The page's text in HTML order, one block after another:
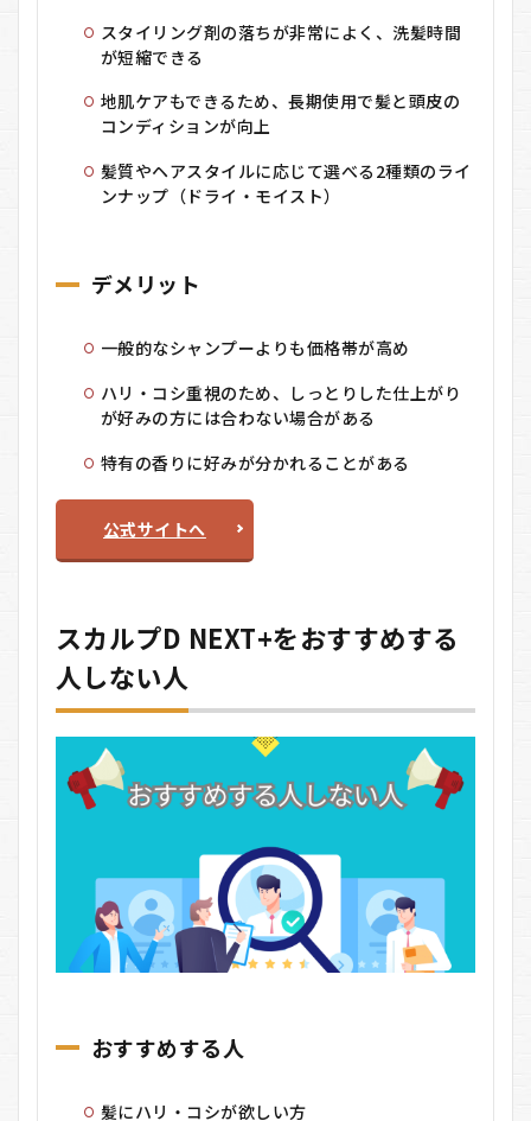
スタイリング剤の落ちが非常によく、洗髪時間
が短縮できる
地肌ケアもできるため、長期使用で髪と頭皮の
コンディションが向上
髪質やヘアスタイルに応じて選べる2種類のライ
ンナップ（ドライ・モイスト）
デメリット
一般的なシャンプーよりも価格帯が高め
ハリ・コシ重視のため、しっとりした仕上がり
が好みの方には合わない場合がある
特有の香りに好みが分かれることがある
公式サイトへ
スカルプD NEXT+をおすすめする
人しない人
おすすめする人
髪にハリ・コシが欲しい方